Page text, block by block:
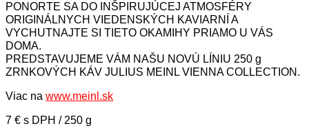
PONORTE SA DO INŠPIRUJÚCEJ ATMOSFÉRY
ORIGINÁLNYCH VIEDENSKÝCH KAVIARNÍ A
VYCHUTNAJTE SI TIETO OKAMIHY PRIAMO U VÁS
DOMA.
PREDSTAVUJEME VÁM NAŠU NOVÚ LÍNIU 250 g
ZRNKOVÝCH KÁV JULIUS MEINL VIENNA COLLECTION.
Viac na www.meinl.sk
7 € s DPH / 250 g